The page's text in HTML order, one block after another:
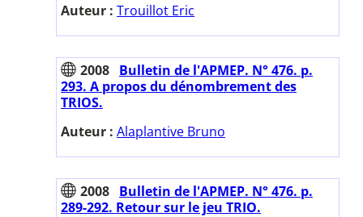
Auteur : Trouillot Eric
2008 Bulletin de l'APMEP. N° 476. p.
293. A propos du dénombrement des
TRIOS.
Auteur : Alaplantive Bruno
2008 Bulletin de l'APMEP. N° 476. p.
289-292. Retour sur le jeu TRIO.